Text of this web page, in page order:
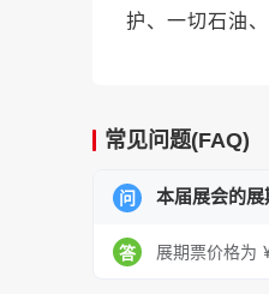
护、一切石油
常见问题(FAQ)
问 本届展会的展
答 展期票价格为